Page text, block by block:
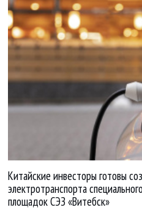
Китайские инвесторы готовы
электротранспорта
площадок СЭЗ «Витебск»